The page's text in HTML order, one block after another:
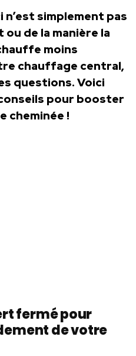
simplement pas
de la manière la
moins
chauffage central,
questions. Voici
pour booster
cheminée !
fermé pour
de votre